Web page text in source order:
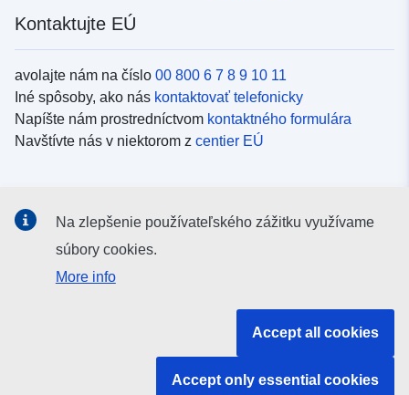
Kontaktujte EÚ
avolajte nám na číslo 00 800 6 7 8 9 10 11
Iné spôsoby, ako nás kontaktovať telefonicky
Napíšte nám prostredníctvom kontaktného formulára
Navštívte nás v niektorom z centier EÚ
Kanály EÚ nasociálnych médiách
Na zlepšenie používateľského zážitku využívame
súbory cookies.
More info
Accept all cookies
Accept only essential cookies